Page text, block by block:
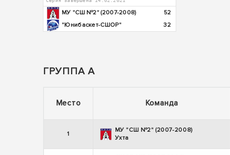
МУ "СШ №2" (2007-2008)
52
"Юнибаскет-СШОР"
32
ГРУППА А
Место Команда
1
МУ "СШ №2" (2007-2008)
Ухта